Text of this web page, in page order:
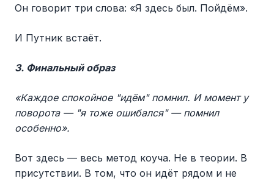
Он говорит три слова: «Я здесь был. Пойдём».
И Путник встаёт.
3. Финальный образ
«Каждое спокойное "идём" помнил. И момент у
поворота — "я тоже ошибался" — помнил
особенно».
Вот здесь — весь метод коуча. Не в теории. В
присутствии. В том, что он идёт рядом и не